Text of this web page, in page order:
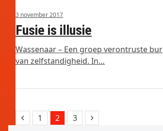
3 november 2017
Fusie is illusie
Wassenaar – Een groep verontruste
van zelfstandigheid. In…
Previous
Page
1 Page
2 Page
3 Next